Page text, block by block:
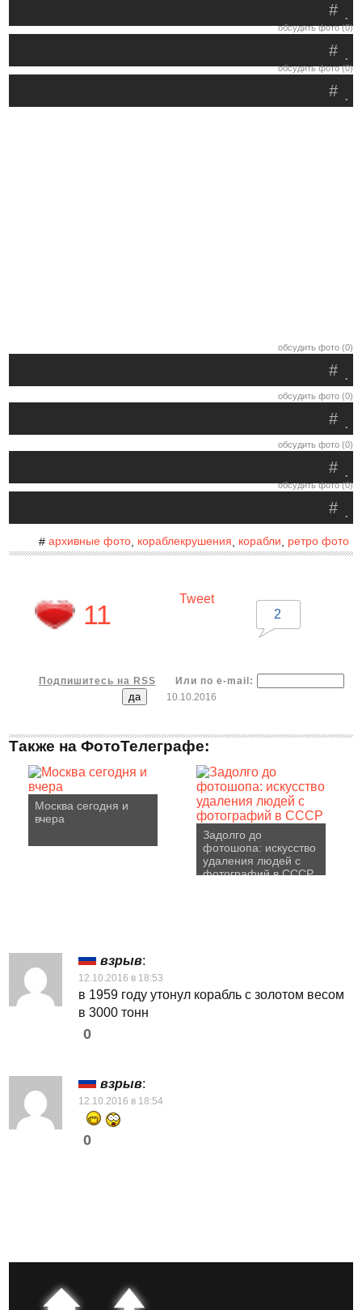
.
#
обсудить фото (0)
.
#
обсудить фото (0)
.
#
обсудить фото (0)
.
#
обсудить фото (0)
.
#
обсудить фото (0)
.
#
обсудить фото (0)
.
#
# архивные фото, кораблекрушения корабли ретро фото
11
Tweet
2
Подпишитесь на RSS
Или по e-mail:
10.10.2016
Также на ФотоТелеграфе:
Москва сегодня и
вчера
Задолго до
фотошопа: искусство
удаления людей с
фотографий в СССР
взрыв:
12.10.2016 в 18:53
в 1959 году утонул корабль с золотом весом
в 3000 тонн
0
взрыв:
12.10.2016 в 18:54
0